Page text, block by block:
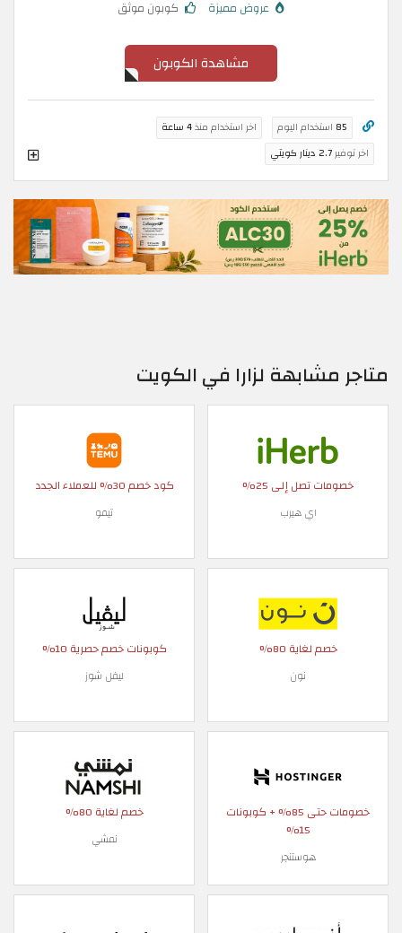
عروض مميزة كوبون موثق
مشاهدة الكوبون
85 استخدام اليوم اخر استخدام منذ4 ساعة
اخر توفير2.7 دينار كويتي
متاجر مشابهة لزارا في الكويت
خصومات تصل إلى 25%
اي هيرب
كود خصم 30% للعملاء الجدد
تيمو
خصم لغاية 80%
نون
كوبونات خصم حصرية 10%
ليفل شوز
خصومات حتى 85% + كوبونات
15%
هوستنجر
خصم لغاية 80%
نمشي